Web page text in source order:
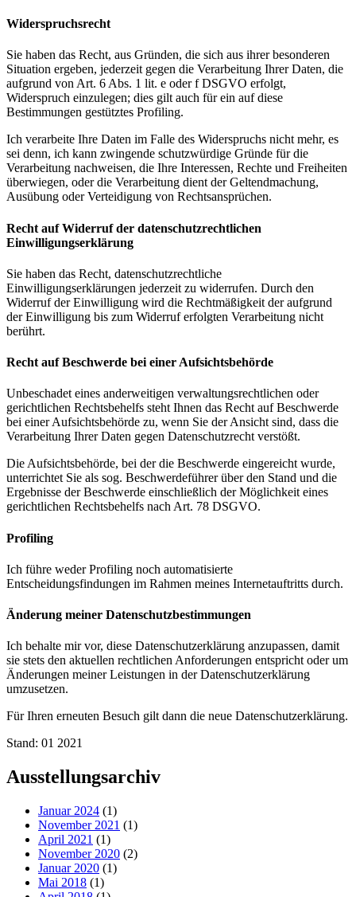
Widerspruchsrecht
Sie haben das Recht, aus Gründen, die sich aus ihrer besonderen
Situation ergeben, jederzeit gegen die Verarbeitung Ihrer Daten, die
aufgrund von Art. 6 Abs. 1 lit. e oder f DSGVO erfolgt,
Widerspruch einzulegen; dies gilt auch für ein auf diese
Bestimmungen gestütztes Profiling.
Ich verarbeite Ihre Daten im Falle des Widerspruchs nicht mehr, es
sei denn, ich kann zwingende schutzwürdige Gründe für die
Verarbeitung nachweisen, die Ihre Interessen, Rechte und Freiheiten
überwiegen, oder die Verarbeitung dient der Geltendmachung,
Ausübung oder Verteidigung von Rechtsansprüchen.
Recht auf Widerruf der datenschutzrechtlichen
Einwilligungserklärung
Sie haben das Recht, datenschutzrechtliche
Einwilligungserklärungen jederzeit zu widerrufen. Durch den
Widerruf der Einwilligung wird die Rechtmäßigkeit der aufgrund
der Einwilligung bis zum Widerruf erfolgten Verarbeitung nicht
berührt.
Recht auf Beschwerde bei einer Aufsichtsbehörde
Unbeschadet eines anderweitigen verwaltungsrechtlichen oder
gerichtlichen Rechtsbehelfs steht Ihnen das Recht auf Beschwerde
bei einer Aufsichtsbehörde zu, wenn Sie der Ansicht sind, dass die
Verarbeitung Ihrer Daten gegen Datenschutzrecht verstößt.
Die Aufsichtsbehörde, bei der die Beschwerde eingereicht wurde,
unterrichtet Sie als sog. Beschwerdeführer über den Stand und die
Ergebnisse der Beschwerde einschließlich der Möglichkeit eines
gerichtlichen Rechtsbehelfs nach Art. 78 DSGVO.
Profiling
Ich führe weder Profiling noch automatisierte
Entscheidungsfindungen im Rahmen meines Internetauftritts durch.
Änderung meiner Datenschutzbestimmungen
Ich behalte mir vor, diese Datenschutzerklärung anzupassen, damit
sie stets den aktuellen rechtlichen Anforderungen entspricht oder um
Änderungen meiner Leistungen in der Datenschutzerklärung
umzusetzen.
Für Ihren erneuten Besuch gilt dann die neue Datenschutzerklärung.
Stand: 01 2021
Ausstellungsarchiv
Januar 2024 (1)
November 2021 (1)
April 2021 (1)
November 2020 (2)
Januar 2020 (1)
Mai 2018 (1)